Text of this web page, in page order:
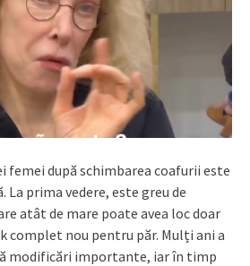
femei după schimbarea coafurii este
La prima vedere, este greu de
atât de mare poate avea loc doar
complet nou pentru păr. Mulți ani a
modificări importante, iar în timp